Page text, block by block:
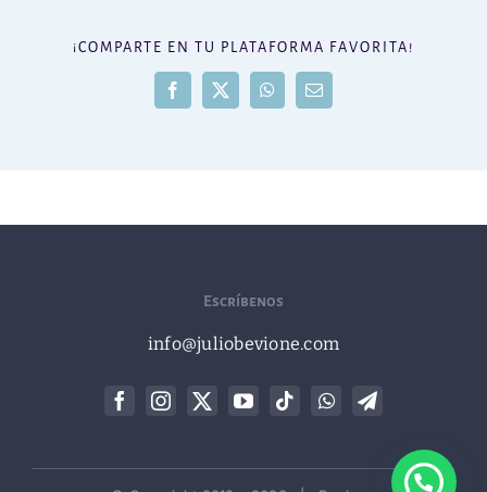
¡COMPARTE EN TU PLATAFORMA FAVORITA!
Facebook
X WhatsAppCorreo
Escríbenos
info@juliobevione.com